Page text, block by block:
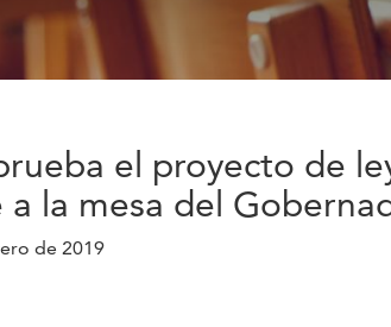
el proyecto de
a la mesa del
de 2019